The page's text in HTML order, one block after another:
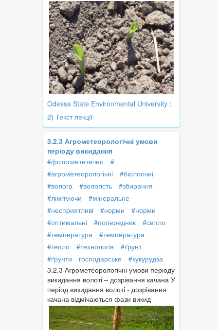
Odessa State Environmental University :
2) Текст лекції
3.2.3 Агрометеорологічні умови
періоду викидання
#фотосинтетично
#
#агрометеорологічні
#біологічні
#волога
#вологість
#збирання
#лімітуючи
#мінеральне
#несприятливі
#норми
#норми
#оптимальні
#попередник
#світло
#температура
#температура
#тепло
#технологія
#ґрунт
#ґрунти
господарське
#кукурудза
3.2.3 Агрометеорологічні умови періоду
викидання волоті – дозрівання качана У
період викидання волоті - дозрівання
качана відмічаються фази викид